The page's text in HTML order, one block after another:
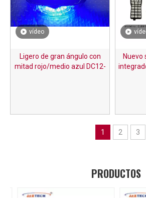
vídeo
Ligero de gran ángulo con
mitad rojo/medio azul DC12-
Nuevo
1 2 3
PRODUCTOS